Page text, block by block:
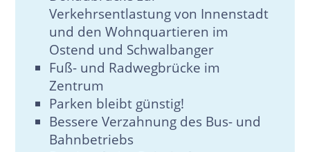
Verkehrsentlastung von Innenstadt
und den Wohnquartieren im
Ostend und Schwalbanger
Fuß- und Radwegbrücke im
Zentrum
Parken bleibt günstig!
Bessere Verzahnung des Bus- und
Bahnbetriebs